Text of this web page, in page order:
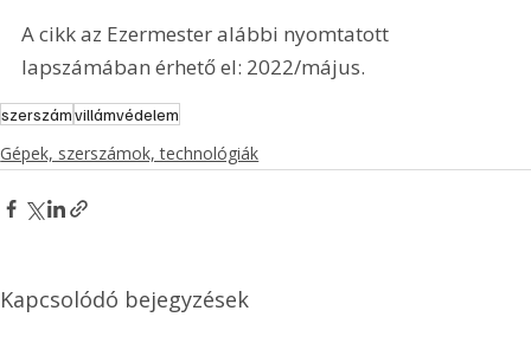
A cikk az Ezermester alábbi nyomtatott
lapszámában érhető el: 2022/május.
szerszámvillámvédelem
Gépek, szerszámok, technológiák
Kapcsolódó bejegyzések